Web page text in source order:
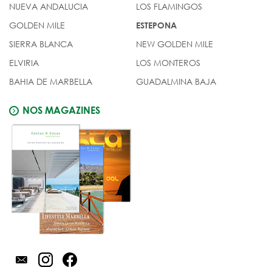
NUEVA ANDALUCIA
GOLDEN MILE
SIERRA BLANCA
ELVIRIA
BAHIA DE MARBELLA
LOS FLAMINGOS
ESTEPONA
NEW GOLDEN MILE
LOS MONTEROS
GUADALMINA BAJA
NOS MAGAZINES